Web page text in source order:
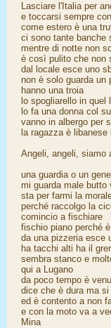
Lasciare l'Italia per
e toccarsi sempre
come estero è una
ci sono tante banche
mentre di notte non
è così pulito che non
dal locale esce uno
non è solo guarda un
hanno una troia
lo spogliarello in quel
lo fa una donna col
vanno in albergo per
la ragazza è
Angeli, angeli, siamo
una guardia o un
mi guarda male
sta per farmi la
perché raccolgo la
comincio a fischiare
fischio piano perché
da una pizzeria esce
ha tacchi alti ha il
sembra stanco e
qui a Lugano
da poco tempo è
dice che è dura ma
ed è contento a non
e con la moto va a
Mina